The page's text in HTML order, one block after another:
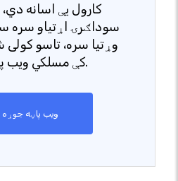
کارول یې اسانه
سوداګرۍ اړتیاو سره
وړتیا سره، تاسو
کې مسلکي ویب پاڼه ولرئ.
ویب پاڼه